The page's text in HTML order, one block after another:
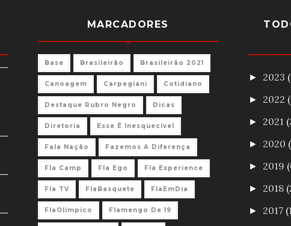
MARCADORES
Base Brasileirão Brasileirão 2021
Canoagem Carpegiani Cotidiano
Destaque Rubro Negro Dicas
Diretoria Esse É Inesquecível
Fala Nação Fazemos A Diferença
Fla Camp Fla Ego Fla Experience
Fla TV FlaBasquete FlaEmDia
FlaOlímpico Flamengo De 19
► 2023
► 2022
► 2021
► 2020
► 2019
► 2018
► 2017